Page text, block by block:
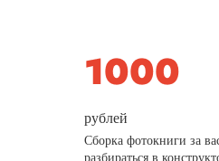
рублей
Сборка фотокниги за
разбираться в